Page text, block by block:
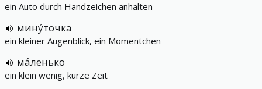
ein Auto durch Handzeichen anhalten
мину́точка
ein kleiner Augenblick, ein Momentchen
ма́ленько
ein klein wenig, kurze Zeit